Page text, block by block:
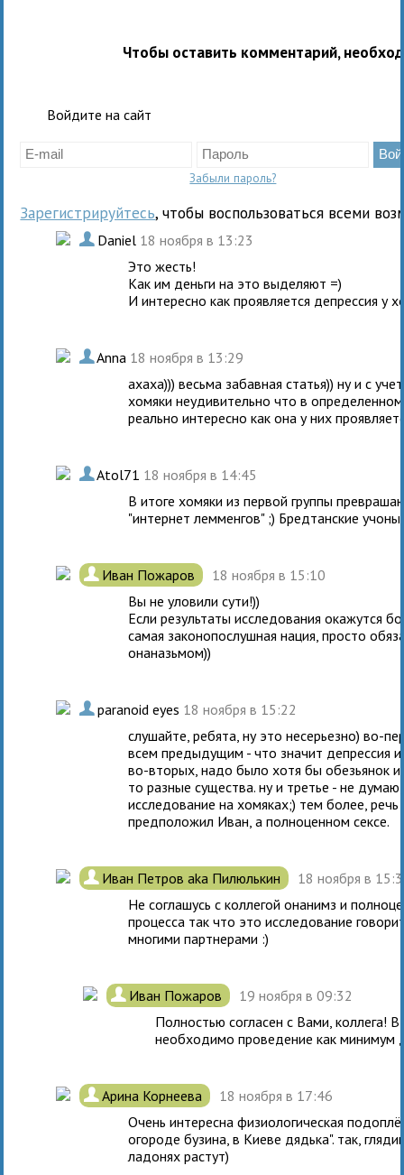
Чтобы оставить комментарий,
Войдите на сайт
Забыли пароль?
Зарегистрируйтесь, чтобы воспользоваться всеми
. Daniel 18 ноября в 13:23
Это жесть!
Как им деньги на это выделяют =)
И интересно как проявляется депрессия у
.Anna 18 ноября в 13:29
ахаха))) весьма забавная статья)) ну и с
хомяки неудивительно что в
реально интересно как она у них
.Atol71 18 ноября в 14:45
В итоге хомяки из первой группы
"интернет лемменгов" ;) Бредтанские
. Иван Пожаров
18 ноября в 15:10
Вы не уловили сути!))
Если результаты исследования окажутся
самая законопослушная нация, просто
онаназьмом))
. paranoid eyes 18 ноября в 15:22
слушайте, ребята, ну это несерьезно) во-
всем предыдущим - что значит депрессия
во-вторых, надо было хотя бы обезьянок
то разные существа. ну и третье - не
исследование на хомяках;) тем более,
предположил Иван, а полноценном сексе.
. Иван Петров aka Пилюлькин
18 ноября в
Не соглашусь с коллегой онанимз и
процесса так что это исследование
многими партнерами :)
. Иван Пожаров
19 ноября в 09:32
Полностью согласен с Вами, коллега!
необходимо проведение как минимум
. Арина Корнеева
18 ноября в 17:46
Очень интересна физиологическая
огороде бузина, в Киеве дядька". так,
ладонях растут)